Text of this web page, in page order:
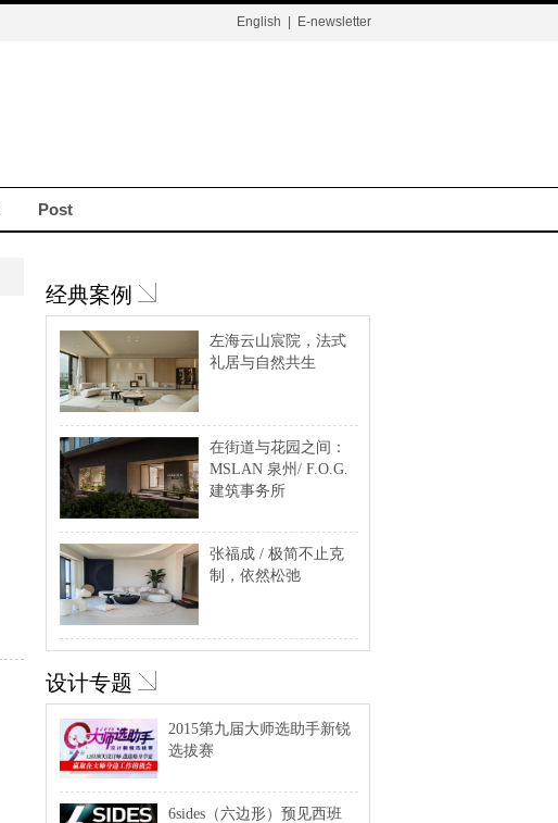
English E-newsletter
Post
经典案例
左海云山宸院，法式
礼居与自然共生
在街道与花园之间：
MSLAN 泉州/ F.O.G.
建筑事务所
张福成 / 极简不止克
制，依然松弛
设计专题
2015第九届大师选助手新锐
选拔赛
6sides（六边形）预见西班